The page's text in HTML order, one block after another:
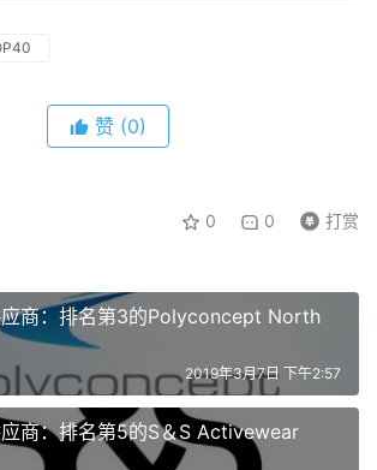
赞 (0)
0 0 打赏
商：排名第3的Polyconcept North
2019年3月7日 下午2:57
商：排名第5的S＆S Activewear